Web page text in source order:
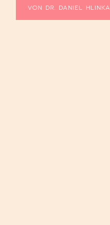
VON DR. DANIEL HLINKA